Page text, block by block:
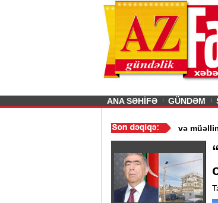
Previous
ANA SƏHİFƏ GÜNDƏM
Gədəbəydə 3 məktəb bağlandı - Şagird